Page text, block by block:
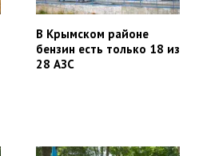
В Крымском районе
бензин есть только 18 из
28 АЗС